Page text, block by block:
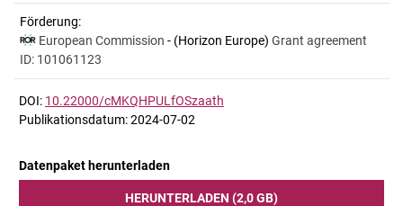
Förderung:
European Commission - (Horizon Europe) Grant agreement
ID: 101061123
DOI: 10.22000/cMKQHPULfOSzaath
Publikationsdatum: 2024-07-02
Datenpaket herunterladen
HERUNTERLADEN (2,0 GB)